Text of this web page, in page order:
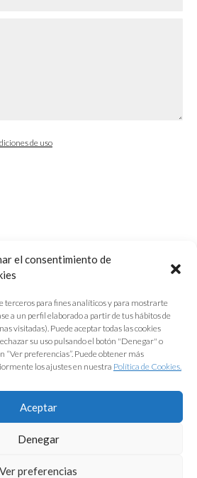
el consentimiento de
terceros para fines analíticos y para mostrarte
a un perfil elaborado a partir de tus hábitos de
visitadas). Puede aceptar todas las cookies
su uso pulsando el botón "Denegar" o
“Ver preferencias”. Puede obtener más
los ajustes en nuestra Política de Cookies.
Aceptar
Denegar
Ver preferencias
de uso
Arquitectos de Cádiz
de uso